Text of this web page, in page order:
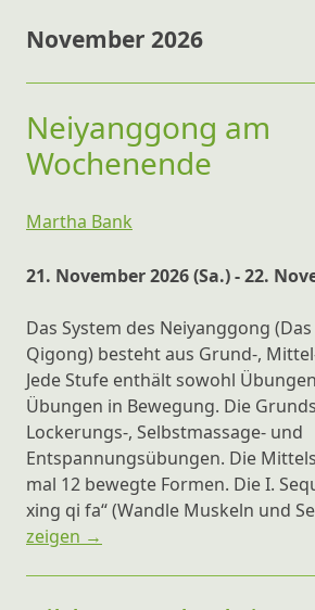
November 2026
Neiyanggong am
Wochenende
Martha Bank
21. November 2026 (Sa.) - 22.
Das System des Neiyanggong
Qigong) besteht aus Grund-,
Jede Stufe enthält sowohl
Übungen in Bewegung. Die
Lockerungs-, Selbstmassage- und
Entspannungsübungen. Die
mal 12 bewegte Formen. Die I.
xing qi fa“ (Wandle Muskeln und
zeigen →